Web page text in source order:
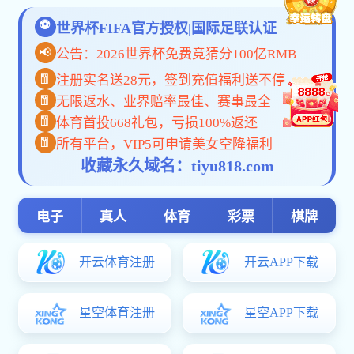
联系我们
地址：石家庄市鹿泉区卧龙路99号
82286661(卧龙招办) 82286662（卧龙招办）
地址：石家庄
传真：0311-